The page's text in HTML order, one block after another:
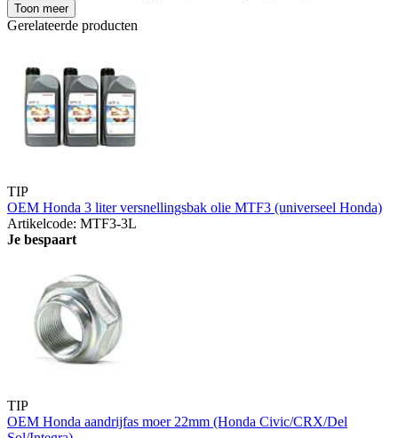
Toon meer
Gerelateerde producten
TIP
OEM Honda 3 liter versnellingsbak olie MTF3 (universeel Honda)
Artikelcode: MTF3-3L
Je bespaart
TIP
OEM Honda aandrijfas moer 22mm (Honda Civic/CRX/Del